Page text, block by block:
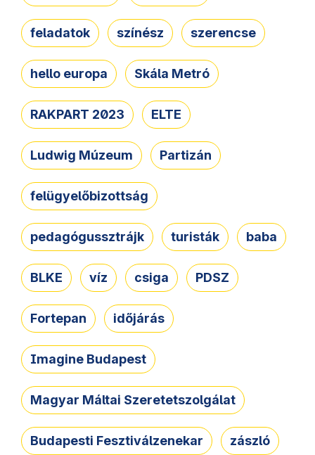
feladatok színész szerencse
hello europa Skála Metró
RAKPART 2023 ELTE
Ludwig Múzeum Partizán
felügyelőbizottság
pedagógussztrájk turisták baba
BLKE víz csiga PDSZ
Fortepan időjárás
Imagine Budapest
Magyar Máltai Szeretetszolgálat
Budapesti Fesztiválzenekar zászló